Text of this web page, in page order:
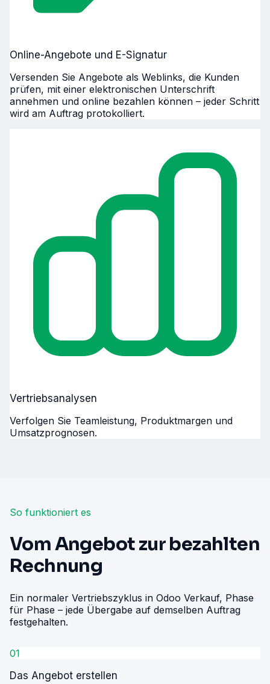
Online-Angebote und E-Signatur
Versenden Sie Angebote als Weblinks, die Kunden
prüfen, mit einer elektronischen Unterschrift
annehmen und online bezahlen können – jeder Schritt
wird am Auftrag protokolliert.
Vertriebsanalysen
Verfolgen Sie Teamleistung, Produktmargen und
Umsatzprognosen.
So funktioniert es
Vom Angebot zur bezahlten
Rechnung
Ein normaler Vertriebszyklus in Odoo Verkauf, Phase
für Phase – jede Übergabe auf demselben Auftrag
festgehalten.
01
Das Angebot erstellen